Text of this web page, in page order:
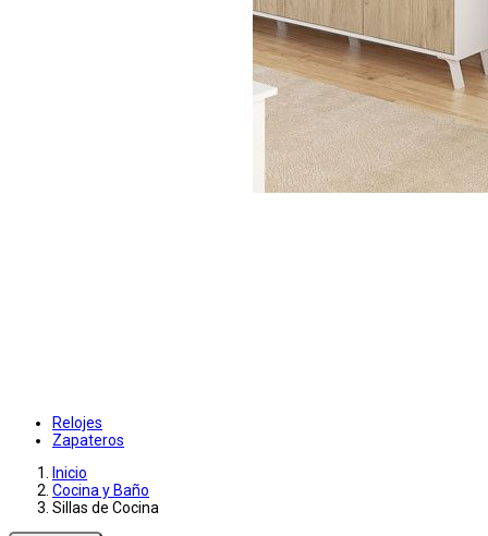
Relojes
Zapateros
Inicio
Cocina y Baño
Sillas de Cocina